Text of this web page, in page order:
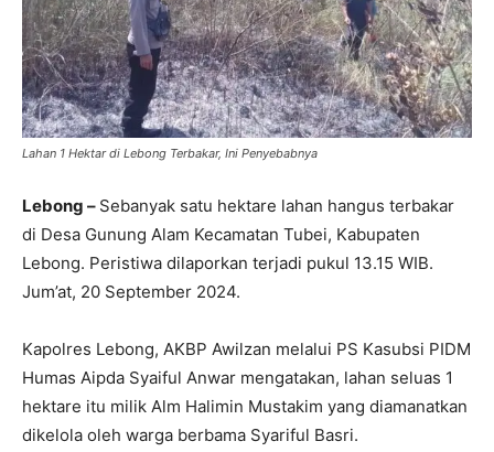
Lahan 1 Hektar di Lebong Terbakar, Ini Penyebabnya
Lebong – Sebanyak satu hektare lahan hangus terbakar
di Desa Gunung Alam Kecamatan Tubei, Kabupaten
Lebong. Peristiwa dilaporkan terjadi pukul 13.15 WIB.
Jum’at, 20 September 2024.
Kapolres Lebong, AKBP Awilzan melalui PS Kasubsi PIDM
Humas Aipda Syaiful Anwar mengatakan, lahan seluas 1
hektare itu milik Alm Halimin Mustakim yang diamanatkan
dikelola oleh warga berbama Syariful Basri.